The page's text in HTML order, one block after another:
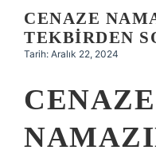
Hakkımızda
CENAZE
TEKBIRDEN
Tarih: Aralık 22, 2024
CENAZE